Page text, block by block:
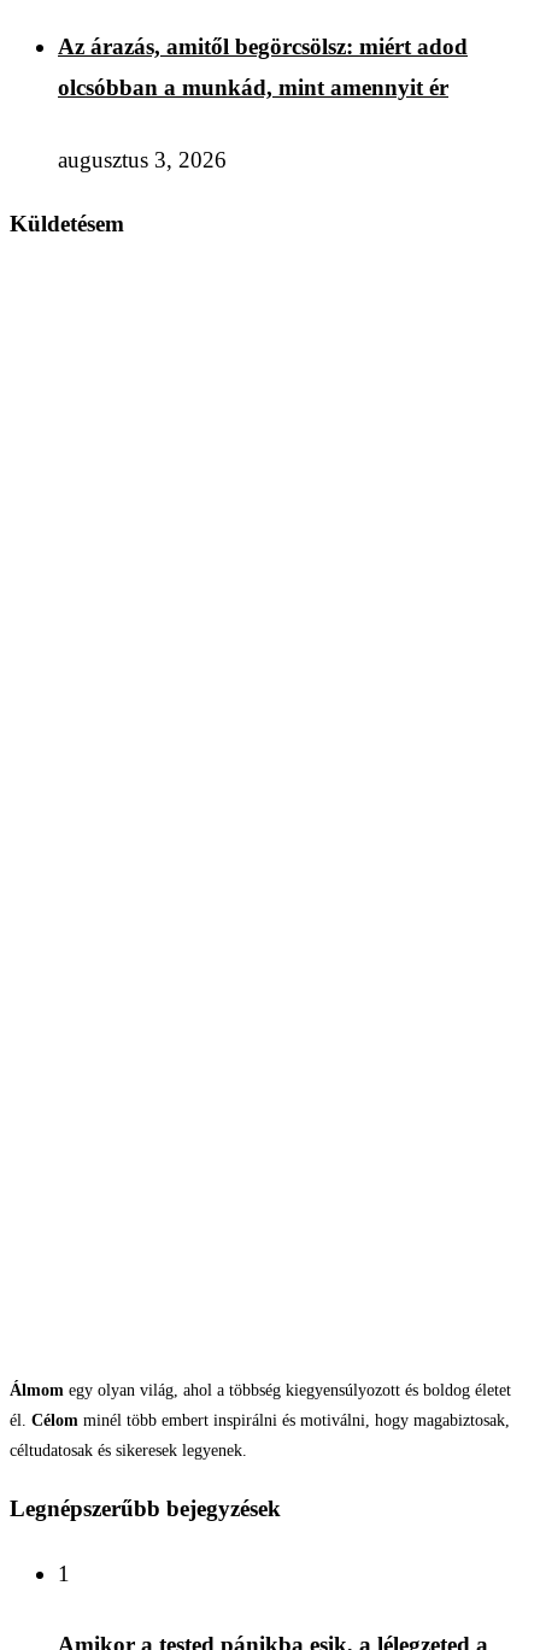
Az árazás, amitől begörcsölsz: miért adod
olcsóbban a munkád, mint amennyit ér
augusztus 3, 2026
Küldetésem
Álmom egy olyan világ, ahol a többség kiegyensúlyozott és boldog életet
él. Célom minél több embert inspirálni és motiválni, hogy magabiztosak,
céltudatosak és sikeresek legyenek.
Legnépszerűbb bejegyzések
1
Amikor a tested pánikba esik, a lélegzeted a